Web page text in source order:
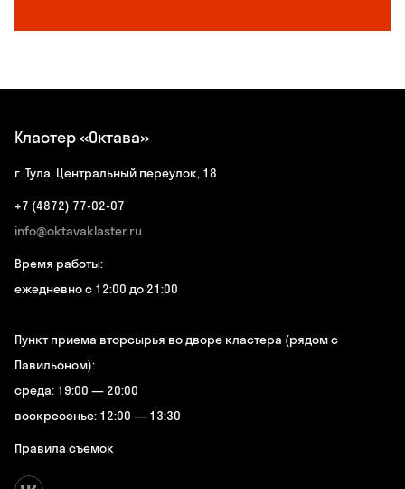
Кластер «Октава»
г. Тула, Центральный переулок, 18
+7 (4872) 77-02-07
info@oktavaklaster.ru
Время работы:
ежедневно с 12:00 до 21:00
Пункт приема вторсырья во дворе кластера (рядом с
Павильоном):
среда: 19:00 — 20:00
воскресенье: 12:00 — 13:30
Правила съемок